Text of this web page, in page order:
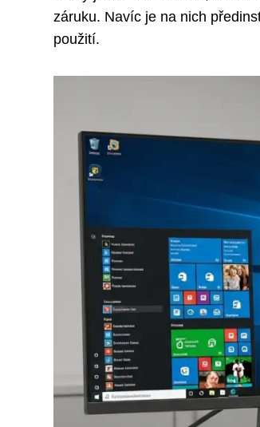
záruku. Navíc je na nich
použití.